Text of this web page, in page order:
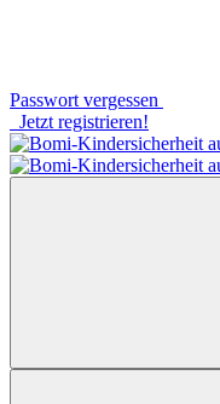
Passwort vergessen
Jetzt registrieren!